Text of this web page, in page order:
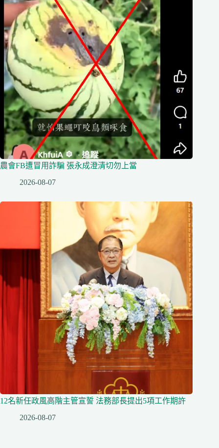
農會FB遭冒用詐騙 張永成澄清切勿上當
2026-08-07
12名新任政風高階主管宣誓 法務部長提出5項工作期許
2026-08-07